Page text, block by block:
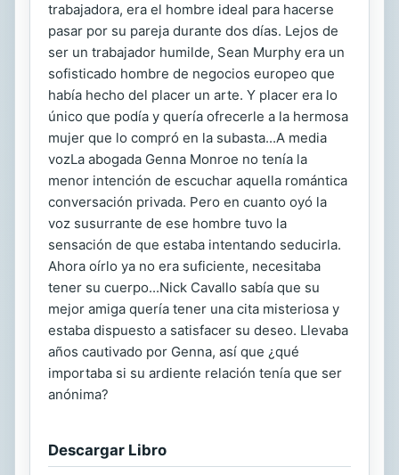
trabajadora, era el hombre ideal para hacerse
pasar por su pareja durante dos días. Lejos de
ser un trabajador humilde, Sean Murphy era un
sofisticado hombre de negocios europeo que
había hecho del placer un arte. Y placer era lo
único que podía y quería ofrecerle a la hermosa
mujer que lo compró en la subasta...A media
vozLa abogada Genna Monroe no tenía la
menor intención de escuchar aquella romántica
conversación privada. Pero en cuanto oyó la
voz susurrante de ese hombre tuvo la
sensación de que estaba intentando seducirla.
Ahora oírlo ya no era suficiente, necesitaba
tener su cuerpo...Nick Cavallo sabía que su
mejor amiga quería tener una cita misteriosa y
estaba dispuesto a satisfacer su deseo. Llevaba
años cautivado por Genna, así que ¿qué
importaba si su ardiente relación tenía que ser
anónima?
Descargar Libro